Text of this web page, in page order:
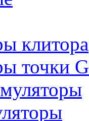
клитора
точки G